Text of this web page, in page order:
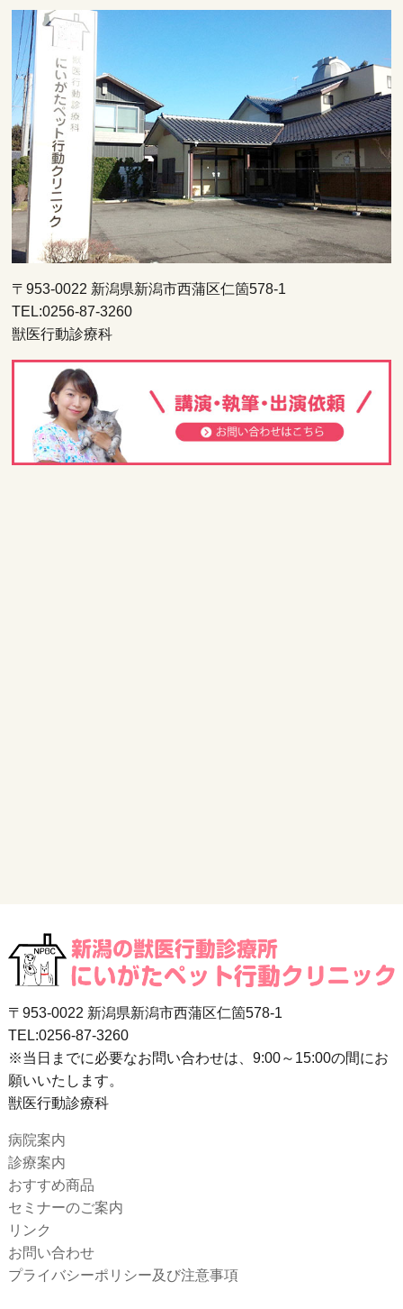
〒953-0022 新潟県新潟市西蒲区仁箇578-1
TEL:0256-87-3260
獣医行動診療科
〒953-0022 新潟県新潟市西蒲区仁箇578-1
TEL:0256-87-3260
※当日までに必要なお問い合わせは、9:00～15:00の間にお
願いいたします。
獣医行動診療科
病院案内
診療案内
おすすめ商品
セミナーのご案内
リンク
お問い合わせ
プライバシーポリシー及び注意事項